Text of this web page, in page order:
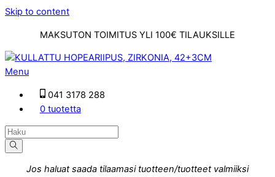
Skip to content
MAKSUTON TOIMITUS YLI 100€ TILAUKSILLE
Menu
041 3178 288
0 tuotetta
Jos haluat saada tilaamasi tuotteen/tuotteet valmiiksi